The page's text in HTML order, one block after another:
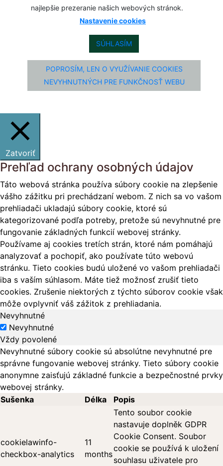
najlepšie prezeranie našich webových stránok.
Nastavenie cookies
SÚHLASÍM
POPROSÍM, LEN O VYUŽÍVANIE COOKIES
NEVYHNUTNÝCH PRE FUNKČNOSŤ WEBU
Zatvoriť
Prehľad ochrany osobných údajov
Táto webová stránka používa súbory cookie na zlepšenie
vášho zážitku pri prechádzaní webom. Z nich sa vo vašom
prehliadači ukladajú súbory cookie, ktoré sú
kategorizované podľa potreby, pretože sú nevyhnutné pre
fungovanie základných funkcií webovej stránky.
Používame aj cookies tretích strán, ktoré nám pomáhajú
analyzovať a pochopiť, ako používate túto webovú
stránku. Tieto cookies budú uložené vo vašom prehliadači
iba s vaším súhlasom. Máte tiež možnosť zrušiť tieto
cookies. Zrušenie niektorých z týchto súborov cookie však
môže ovplyvniť váš zážitok z prehliadania.
Nevyhnutné
Nevyhnutné
Vždy povolené
Nevyhnutné súbory cookie sú absolútne nevyhnutné pre
správne fungovanie webovej stránky. Tieto súbory cookie
anonymne zaisťujú základné funkcie a bezpečnostné prvky
webovej stránky.
Sušenka
Délka Popis
cookielawinfo-
checkbox-analytics
11
months
Tento soubor cookie
nastavuje doplněk GDPR
Cookie Consent. Soubor
cookie se používá k uložení
souhlasu uživatele pro